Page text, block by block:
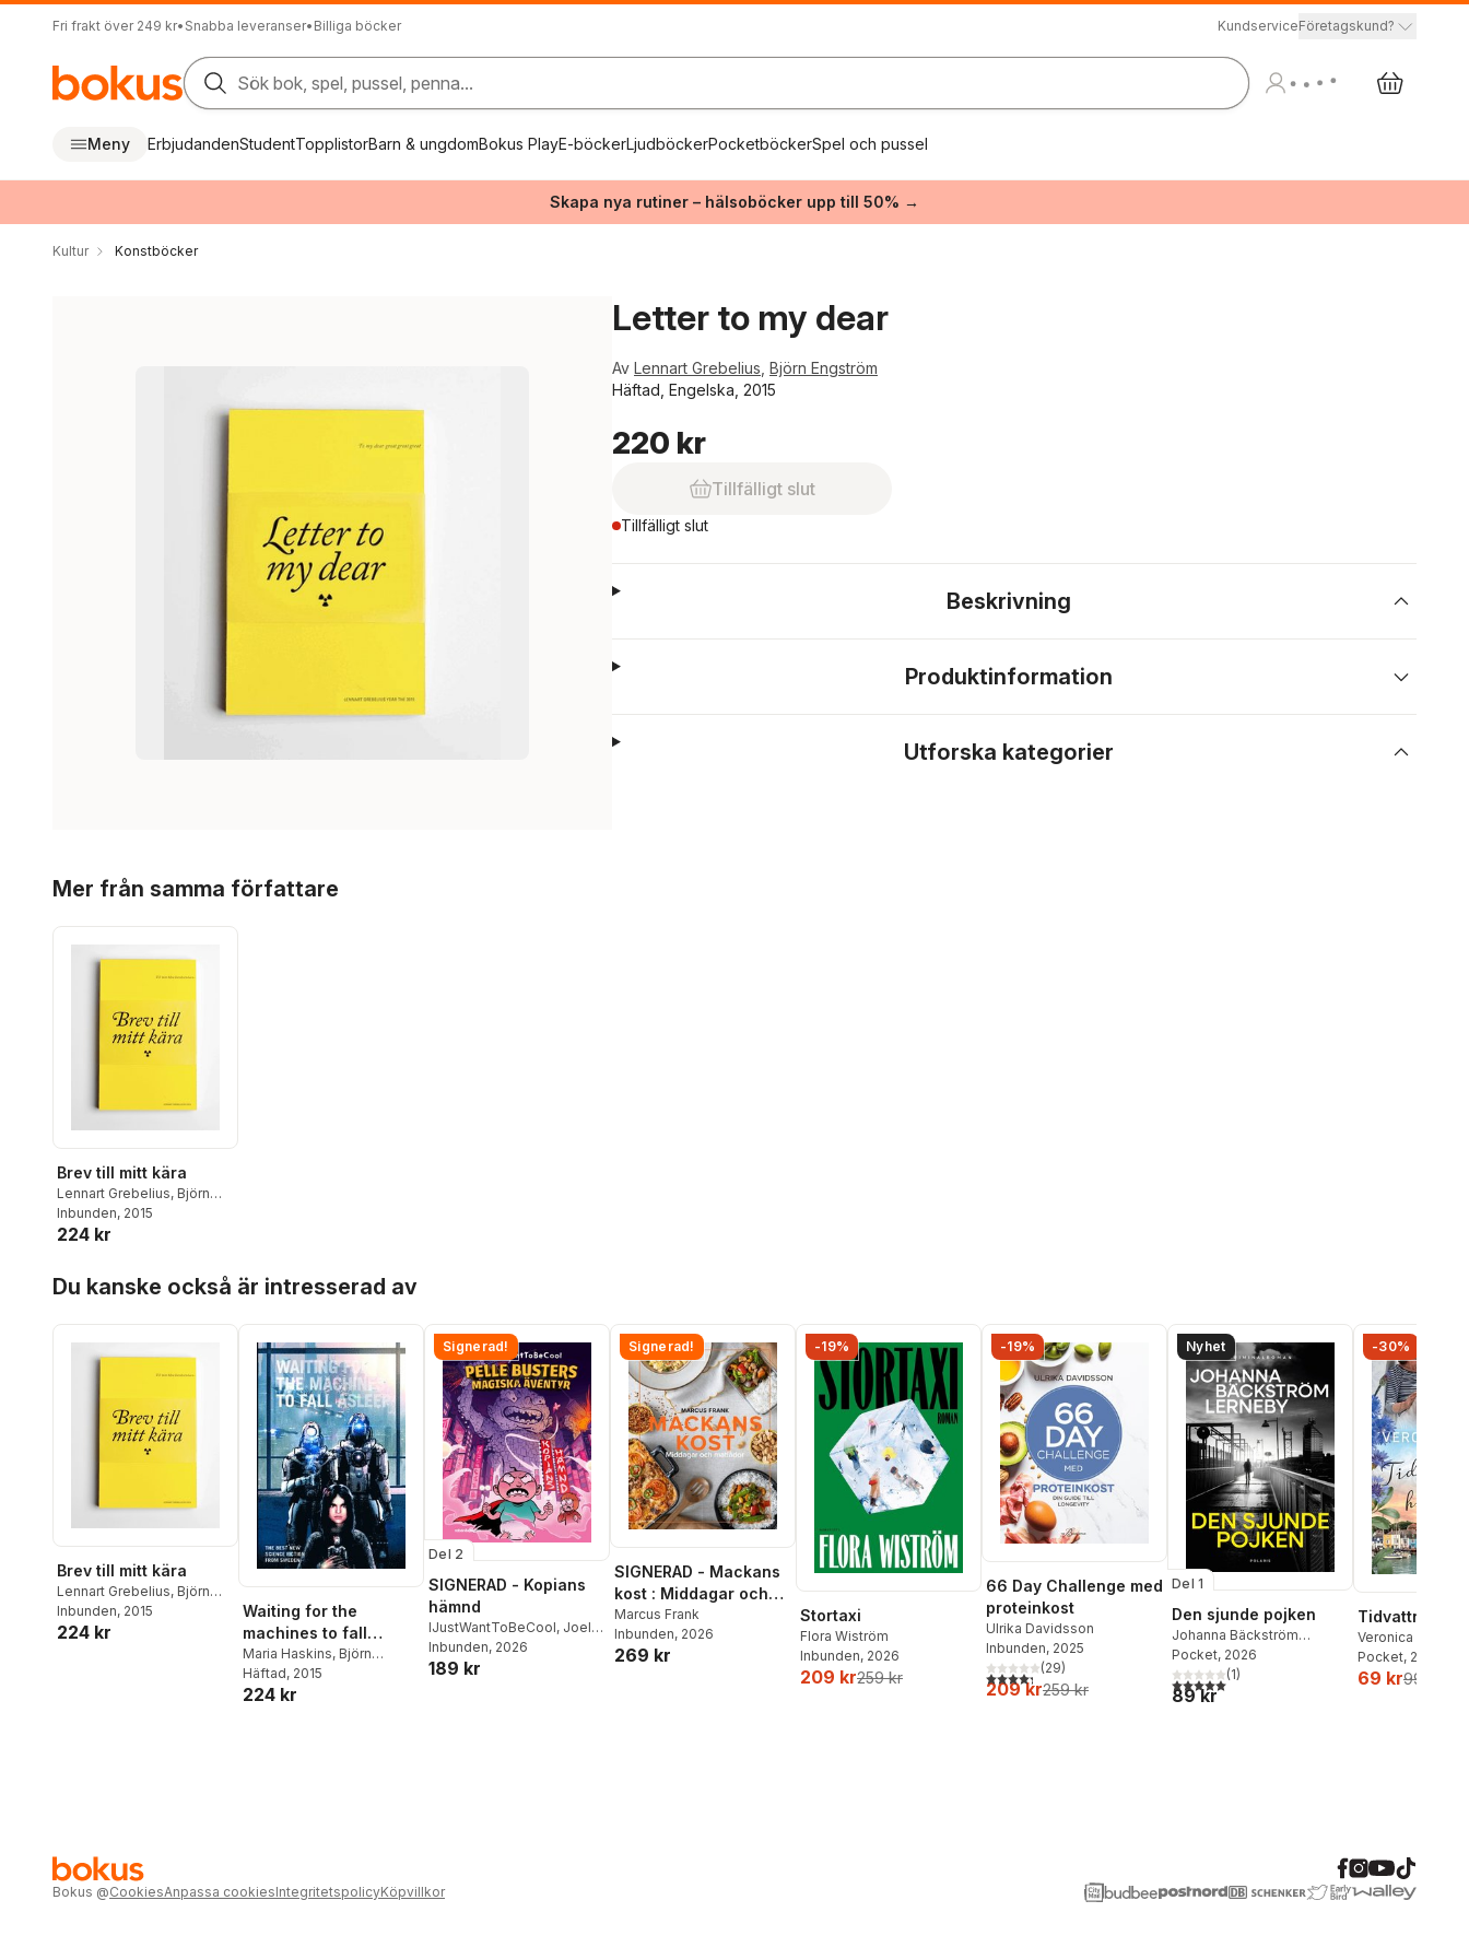
Fri frakt över 249 kr• Snabba leveranser• Billiga böcker KundserviceFöretagskund?
Sök bok, spel, pussel, penna...
Meny ErbjudandenStudentTopplistorBarn & ungdomBokus PlayE-böckerLjudböckerPocketböckerSpel och pussel
Skapa nya rutiner – hälsoböcker upp till 50% →
Kultur Konstböcker
Letter to my dear
Av Lennart Grebelius Björn Engström
Häftad, Engelska, 2015
220 kr
Tillfälligt slut
Tillfälligt slut
Beskrivning
Produktinformation
Utforska kategorier
Mer från samma författare
Brev till mitt kära
Lennart Grebelius, Björn
Engström
Inbunden, 2015
224 kr
Du kanske också är intresserad av
Brev till mitt kära
Lennart Grebelius, Björn
Engström
Inbunden, 2015
224 kr
Waiting for the
machines to fall
asleep
Maria Haskins, Björn
Engström,Patrik
Centerwall
Boel Bermann,Love Kölle,
Häftad, 2015
224 kr
Signerad!
Del 2
SIGNERAD - Kopians
hämnd
IJustWantToBeCool, Joel
Adolphson,Emil Ejdemo
Beer ,Victor Beer
Inbunden, 2026
189 kr
Signerad!
SIGNERAD - Mackans
kost : Middagar och
matlådor
Marcus Frank
Inbunden, 2026
269 kr
-19%
Stortaxi
Flora Wiström
Inbunden, 2026
209 kr259 kr
-19%
66 Day Challenge med
proteinkost
Ulrika Davidsson
Inbunden, 2025
4,3utav 5 stjärnor. Totalt antal röster:
(29)
209 kr259 kr
Nyhet
Del 1
Den sjunde pojken
Johanna Bäckström
Lerneby
Pocket, 2026
5,0utav 5 stjärnor. Totalt antal röster:
(1)
89 kr
-30%
Tidvattnets
Veronica Henry
Pocket, 2026
69 kr99 kr
Bokus @CookiesAnpassa cookiesIntegritetspolicyKöpvillkor